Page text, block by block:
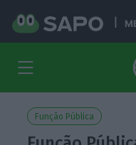
Função Pública